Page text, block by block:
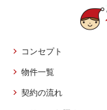
コンセプト
物件一覧
契約の流れ